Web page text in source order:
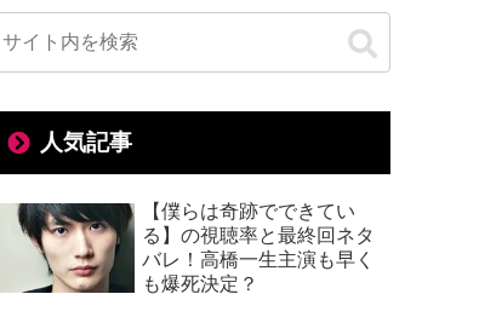
人気記事
【僕らは奇跡でできてい
る】の視聴率と最終回ネタ
バレ！高橋一生主演も早く
も爆死決定？